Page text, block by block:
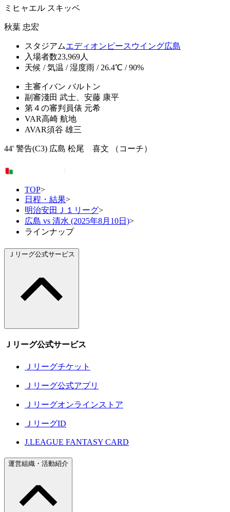
ミヒャエル スキッベ
秋葉 忠宏
スタジアムエディオンピースウイング広島
入場者数23,969人
天候 / 気温 / 湿度雨 / 26.4℃ / 90%
主審イバン バルトン
副審淺田 武士、安藤 康平
第４の審判員俵 元希
VAR高崎 航地
AVAR須谷 雄三
44' 警告(C3) 広島 松尾 喜文 （コーチ）
TOP>
日程・結果>
明治安田Ｊ１リーグ>
広島 vs 清水 (2025年8月10日)>
ラインナップ
Ｊリーグ公式サービス
Ｊリーグ公式サービス
Ｊリーグチケット
Ｊリーグ公式アプリ
Ｊリーグオンラインストア
ＪリーグID
J.LEAGUE FANTASY CARD
運営組織・活動紹介